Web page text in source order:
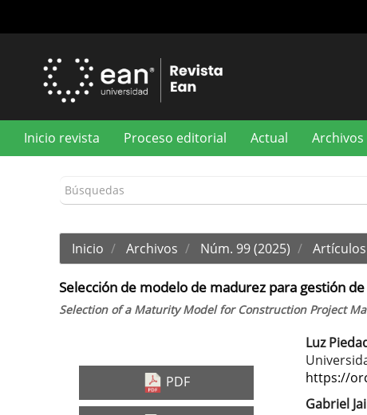
principal
Inicio revista Proceso editorial Actual Archivos
Inicio Archivos Núm. 99 (2025)
Selección de modelo de madurez para gestión
Selection of a Maturity Model for Construction Project
Barra
PDF
Luz
https://
Gabriel